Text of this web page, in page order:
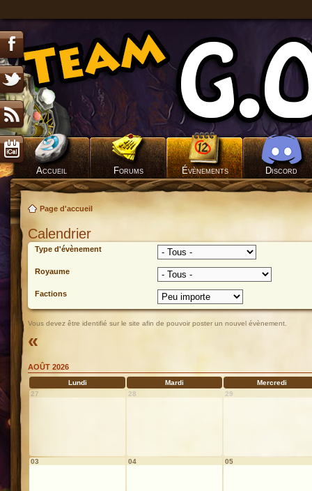
Accueil Forums Évènements Discord
Page d'accueil
Calendrier
Type d'évènement
Royaume
Factions
Vous devez être identifié sur le site afin de pouvoir poster un nouvel évènement.
«
AOÛT 2026
Lundi Mardi
Mercredi
27
28 29
03 04 05